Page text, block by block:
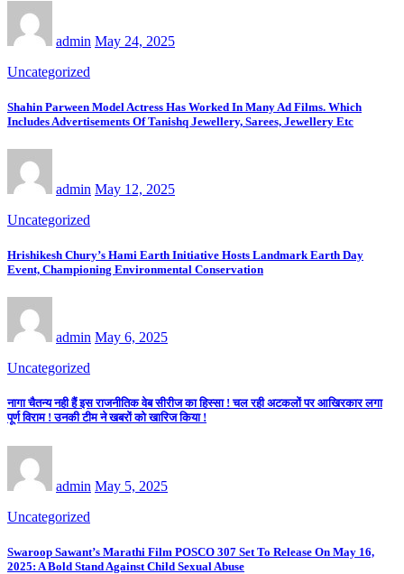
admin May 24, 2025
Uncategorized
Shahin Parween Model Actress Has Worked In Many Ad Films. Which
Includes Advertisements Of Tanishq Jewellery, Sarees, Jewellery Etc
admin May 12, 2025
Uncategorized
Hrishikesh Chury’s Hami Earth Initiative Hosts Landmark Earth Day
Event, Championing Environmental Conservation
admin May 6, 2025
Uncategorized
नागा चैतन्य नही हैं इस राजनीतिक वेब सीरीज का हिस्सा ! चल रही अटकलों पर आखिरकार लगा
पूर्ण विराम ! उनकी टीम ने खबरों को खारिज किया !
admin May 5, 2025
Uncategorized
Swaroop Sawant’s Marathi Film POSCO 307 Set To Release On May 16,
2025: A Bold Stand Against Child Sexual Abuse